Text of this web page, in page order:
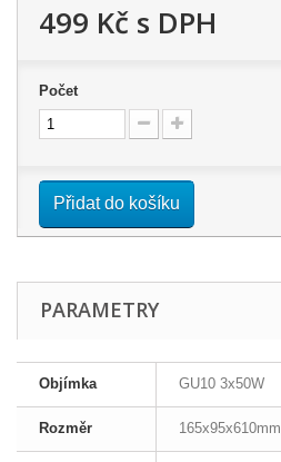
499 Kč s DPH
Počet
Přidat do košíku
PARAMETRY
Objímka GU10 3x50W
Rozměr 165x95x610mm